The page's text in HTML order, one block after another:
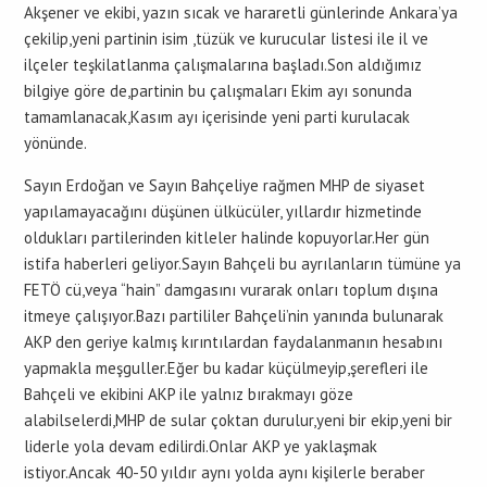
Akşener ve ekibi, yazın sıcak ve hararetli günlerinde Ankara’ya
çekilip,yeni partinin isim ,tüzük ve kurucular listesi ile il ve
ilçeler teşkilatlanma çalışmalarına başladı.Son aldığımız
bilgiye göre de,partinin bu çalışmaları Ekim ayı sonunda
tamamlanacak,Kasım ayı içerisinde yeni parti kurulacak
yönünde.
Sayın Erdoğan ve Sayın Bahçeliye rağmen MHP de siyaset
yapılamayacağını düşünen ülkücüler, yıllardır hizmetinde
oldukları partilerinden kitleler halinde kopuyorlar.Her gün
istifa haberleri geliyor.Sayın Bahçeli bu ayrılanların tümüne ya
FETÖ cü,veya “hain” damgasını vurarak onları toplum dışına
itmeye çalışıyor.Bazı partililer Bahçeli’nin yanında bulunarak
AKP den geriye kalmış kırıntılardan faydalanmanın hesabını
yapmakla meşguller.Eğer bu kadar küçülmeyip,şerefleri ile
Bahçeli ve ekibini AKP ile yalnız bırakmayı göze
alabilselerdi,MHP de sular çoktan durulur,yeni bir ekip,yeni bir
liderle yola devam edilirdi.Onlar AKP ye yaklaşmak
istiyor.Ancak 40-50 yıldır aynı yolda aynı kişilerle beraber